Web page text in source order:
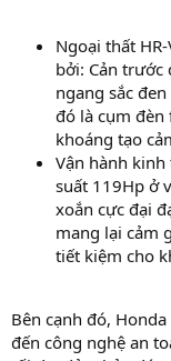
Ngoại thất
bởi: Cản
ngang sắc
đó là cụm đèn
khoáng tạo
Vận hành kinh
suất 119Hp ở
xoắn cực đại
mang lại cảm
tiết kiệm cho
Bên cạnh đó,
đến công nghệ an